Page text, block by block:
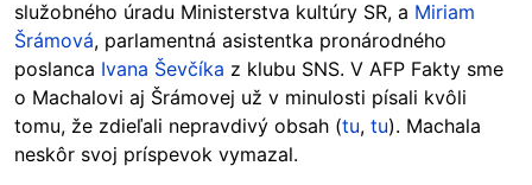
služobného úradu Ministerstva kultúry SR, a Miriam
Šrámová, parlamentná asistentka pronárodného
poslanca Ivana Ševčíka z klubu SNS. V AFP Fakty sme
o Machalovi aj Šrámovej už v minulosti písali kvôli
tomu, že zdieľali nepravdivý obsah (tu, tu). Machala
neskôr svoj príspevok vymazal.